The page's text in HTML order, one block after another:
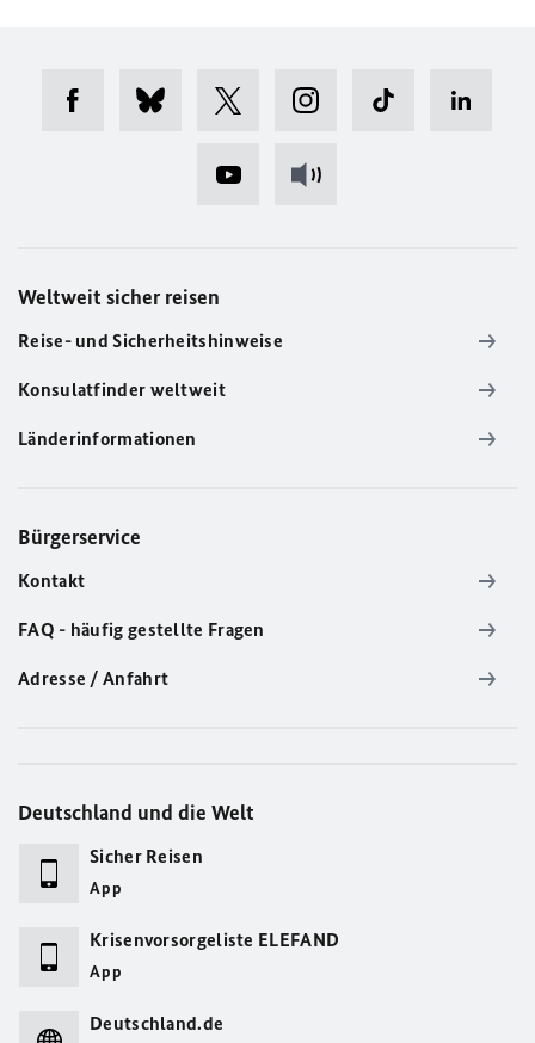
Weltweit sicher reisen
Reise- und Sicherheitshinweise
Konsulatfinder weltweit
Länderinformationen
Bürgerservice
Kontakt
FAQ - häufig gestellte Fragen
Adresse / Anfahrt
Deutschland und die Welt
Sicher Reisen
App
Krisenvorsorgeliste ELEFAND
App
Deutschland.de